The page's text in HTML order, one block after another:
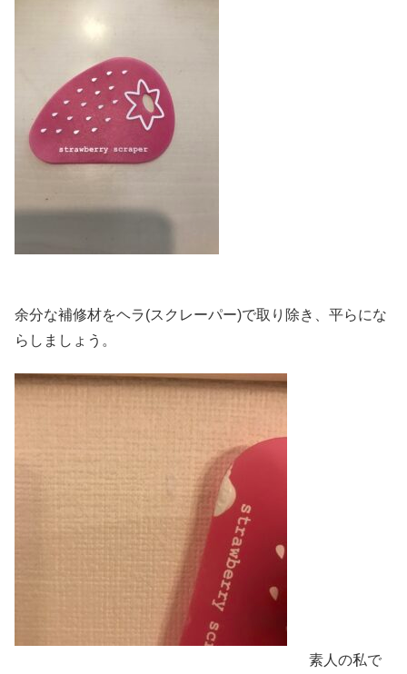
余分な補修材をヘラ(スクレーパー)で取り除き、平らにな
らしましょう。
素人の私で